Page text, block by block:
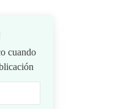
cuando